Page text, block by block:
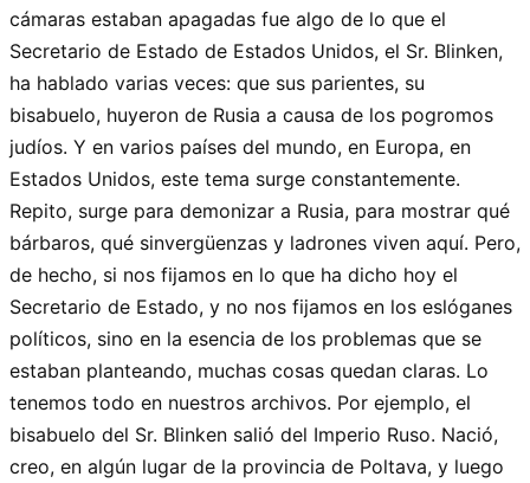
cámaras estaban apagadas fue algo de lo que el
Secretario de Estado de Estados Unidos, el Sr. Blinken,
ha hablado varias veces: que sus parientes, su
bisabuelo, huyeron de Rusia a causa de los pogromos
judíos. Y en varios países del mundo, en Europa, en
Estados Unidos, este tema surge constantemente.
Repito, surge para demonizar a Rusia, para mostrar qué
bárbaros, qué sinvergüenzas y ladrones viven aquí. Pero,
de hecho, si nos fijamos en lo que ha dicho hoy el
Secretario de Estado, y no nos fijamos en los eslóganes
políticos, sino en la esencia de los problemas que se
estaban planteando, muchas cosas quedan claras. Lo
tenemos todo en nuestros archivos. Por ejemplo, el
bisabuelo del Sr. Blinken salió del Imperio Ruso. Nació,
creo, en algún lugar de la provincia de Poltava, y luego